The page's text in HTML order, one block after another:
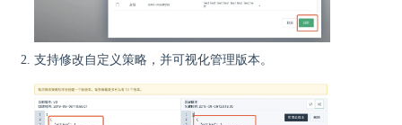
支持修改自定义策略，并可视化管理版本。